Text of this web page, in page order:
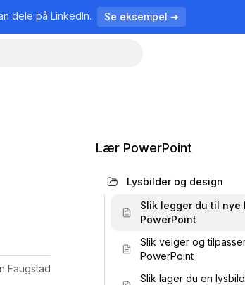
dele på LinkedIn. Se eksempel ➔
Faugstad
Lær PowerPoint
Lysbilder og design
Slik legger du til nye
PowerPoint
Slik velger og
PowerPoint
Slik lager du en